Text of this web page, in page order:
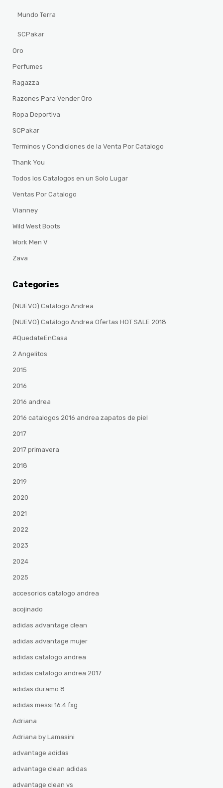
Mundo Terra
SCPakar
Oro
Perfumes
Ragazza
Razones Para Vender Oro
Ropa Deportiva
SCPakar
Terminos y Condiciones de la Venta Por Catalogo
Thank You
Todos los Catalogos en un Solo Lugar
Ventas Por Catalogo
Vianney
Wild West Boots
Work Men V
Zava
Categories
(NUEVO) Catálogo Andrea
(NUEVO) Catálogo Andrea Ofertas HOT SALE 2018
#QuedateEnCasa
2 Angelitos
2015
2016
2016 andrea
2016 catalogos 2016 andrea zapatos de piel
2017
2017 primavera
2018
2019
2020
2021
2022
2023
2024
2025
accesorios catalogo andrea
acojinado
adidas advantage clean
adidas advantage mujer
adidas catalogo andrea
adidas catalogo andrea 2017
adidas duramo 8
adidas messi 16.4 fxg
Adriana
Adriana by Lamasini
advantage adidas
advantage clean adidas
advantage clean vs